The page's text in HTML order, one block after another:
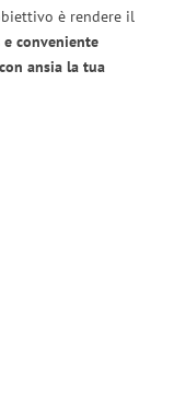
è rendere il
conveniente
ansia la tua